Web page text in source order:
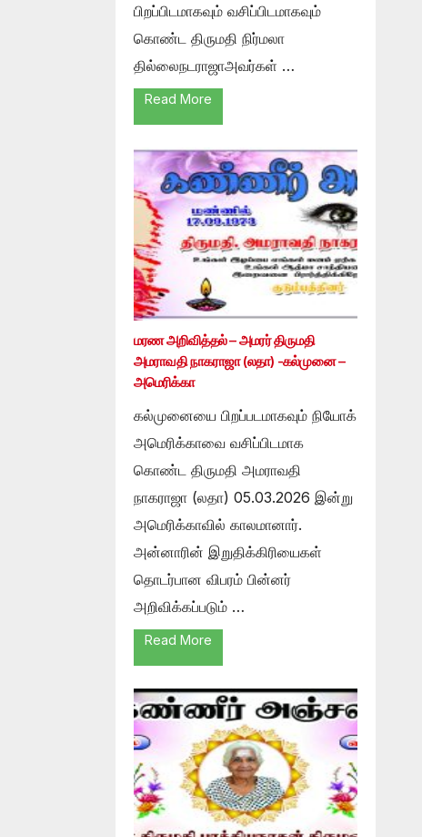
பிறப்பிடமாகவும் வசிப்பிடமாகவும்
கொண்ட திருமதி நிர்மலா
தில்லைநடராஜாஅவர்கள் …
Read More
மரண அறிவித்தல் – அமரர் திருமதி
அமராவதி நாகராஜா (லதா) -கல்முனை –
அமெரிக்கா
கல்முனையை பிறப்படமாகவும் நியோக்
அமெரிக்காவை வசிப்பிடமாக
கொண்ட திருமதி அமராவதி
நாகராஜா (லதா) 05.03.2026 இன்று
அமெரிக்காவில் காலமானார்.
அன்னாரின் இறுதிக்கிரியைகள்
தொடர்பான விபரம் பின்னர்
அறிவிக்கப்படும் …
Read More